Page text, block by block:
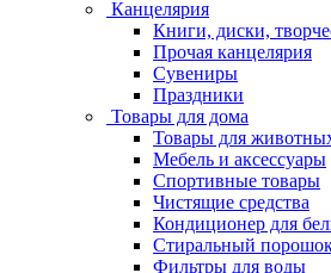
Канцелярия
Книги, диски,
Прочая канцелярия
Сувениры
Праздники
Товары для дома
Товары для
Мебель и аксессуары
Спортивные товары
Чистящие средства
Кондиционер для
Стиральный
Фильтры для воды